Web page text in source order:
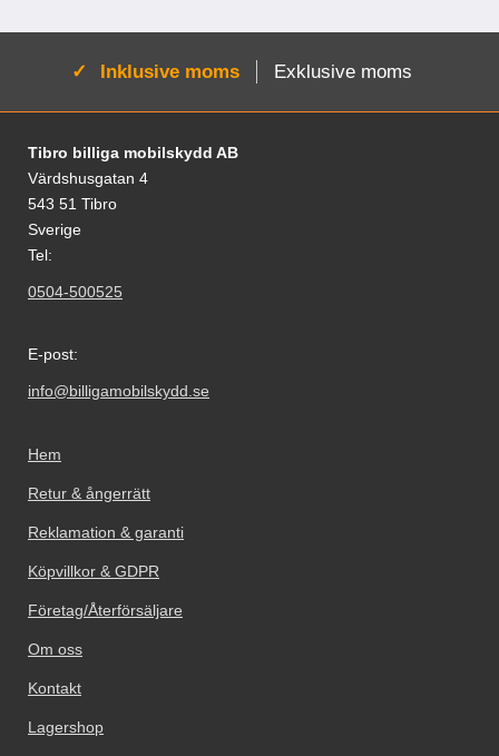
Aktiv:
Inklusive moms Exklusive moms
Sidfot Blandad info och länkar
Tibro billiga mobilskydd AB
Värdshusgatan 4
543 51 Tibro
Sverige
Tel:
0504-500525
E-post:
info@billigamobilskydd.se
Hem
Retur & ångerrätt
Reklamation & garanti
Köpvillkor & GDPR
Företag/Återförsäljare
Om oss
Kontakt
Lagershop